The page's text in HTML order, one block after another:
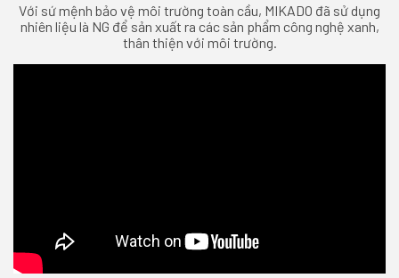
Với sứ mệnh bảo vệ môi trường toàn cầu, MIKADO đã sử dụng
nhiên liệu là NG để sản xuất ra các sản phẩm công nghệ xanh,
thân thiện với môi trường.